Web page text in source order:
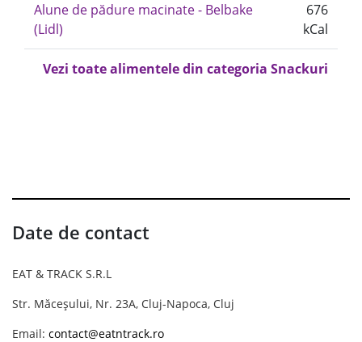
Alune de pădure macinate - Belbake
(Lidl)
676
kCal
Vezi toate alimentele din categoria Snackuri
Date de contact
EAT & TRACK S.R.L
Str. Măceșului, Nr. 23A, Cluj-Napoca, Cluj
Email: contact@eatntrack.ro